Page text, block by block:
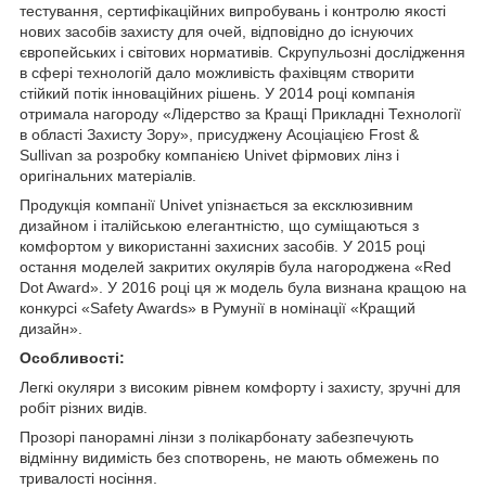
тестування, сертифікаційних випробувань і контролю якості
нових засобів захисту для очей, відповідно до існуючих
європейських і світових нормативів. Скрупульозні дослідження
в сфері технологій дало можливість фахівцям створити
стійкий потік інноваційних рішень. У 2014 році компанія
отримала нагороду «Лідерство за Кращі Прикладні Технології
в області Захисту Зору», присуджену Асоціацією Frost &
Sullivan за розробку компанією Univet фірмових лінз і
оригінальних матеріалів.
Продукція компанії Univet упізнається за ексклюзивним
дизайном і італійською елегантністю, що суміщаються з
комфортом у використанні захисних засобів. У 2015 році
остання моделей закритих окулярів була нагороджена «Red
Dot Award». У 2016 році ця ж модель була визнана кращою на
конкурсі «Safety Awards» в Румунії в номінації «Кращий
дизайн».
Особливості:
Легкі окуляри з високим рівнем комфорту і захисту, зручні для
робіт різних видів.
Прозорі панорамні лінзи з полікарбонату забезпечують
відмінну видимість без спотворень, не мають обмежень по
тривалості носіння.